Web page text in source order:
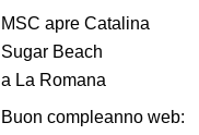
MSC apre Catalina
Sugar Beach
a La Romana
Buon compleanno web: